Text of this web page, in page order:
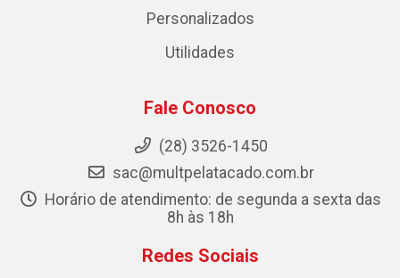
Personalizados
Utilidades
Fale Conosco
(28) 3526-1450
sac@multpelatacado.com.br
Horário de atendimento: de segunda a sexta das
8h às 18h
Redes Sociais